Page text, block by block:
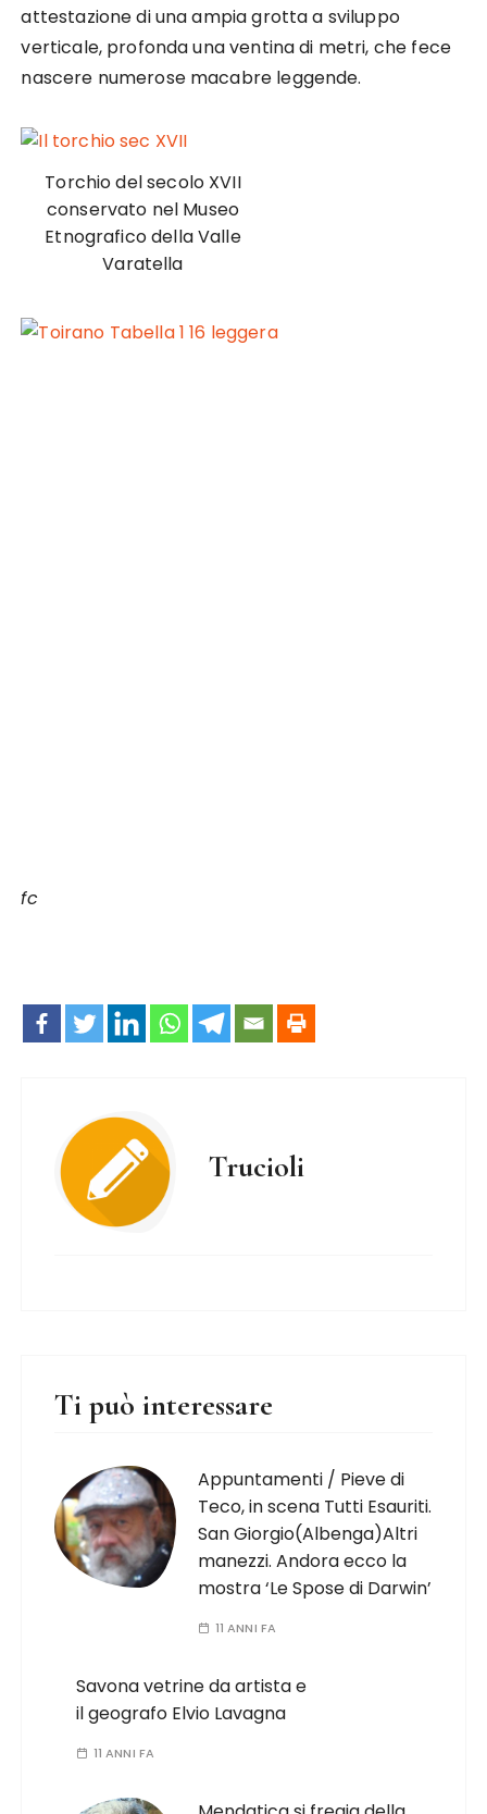
attestazione di una ampia grotta a sviluppo
verticale, profonda una ventina di metri, che fece
nascere numerose macabre leggende.
Torchio del secolo XVII
conservato nel Museo
Etnografico della Valle
Varatella
fc
Trucioli
Ti può interessare
Appuntamenti / Pieve di
Teco, in scena Tutti Esauriti.
San Giorgio(Albenga)Altri
manezzi. Andora ecco la
mostra ‘Le Spose di Darwin’
11 ANNI FA
Savona vetrine da artista e
il geografo Elvio Lavagna
11 ANNI FA